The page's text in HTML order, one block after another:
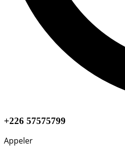
+226 57575799
Appeler